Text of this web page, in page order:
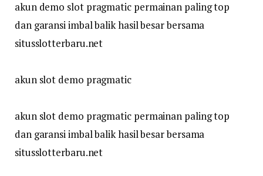
akun demo slot pragmatic permainan paling top
dan garansi imbal balik hasil besar bersama
situsslotterbaru.net
akun slot demo pragmatic
akun slot demo pragmatic permainan paling top
dan garansi imbal balik hasil besar bersama
situsslotterbaru.net